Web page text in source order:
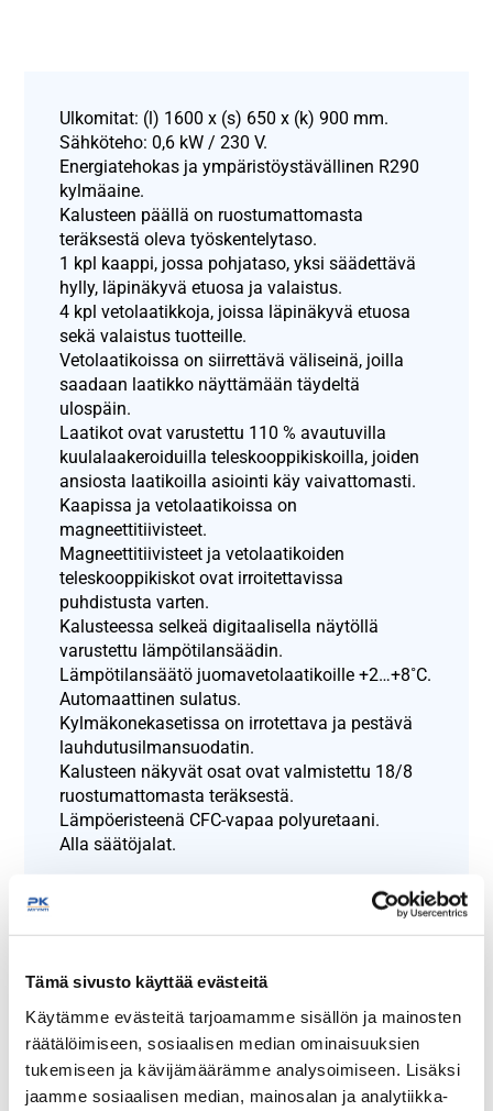
Tämä sivusto käyttää evästeitä
Käytämme evästeitä tarjoamamme sisällön ja mainosten
räätälöimiseen, sosiaalisen median ominaisuuksien
tukemiseen ja kävijämäärämme analysoimiseen. Lisäksi
jaamme sosiaalisen median, mainosalan ja analytiikka-
Ulkomitat: (l) 1600 x (s) 650 x (k) 900 mm.
Sähköteho: 0,6 kW / 230 V.
Energiatehokas ja ympäristöystävällinen R290
kylmäaine.
Kalusteen päällä on ruostumattomasta
teräksestä oleva työskentelytaso.
1 kpl kaappi, jossa pohjataso, yksi säädettävä
hylly, läpinäkyvä etuosa ja valaistus.
4 kpl vetolaatikkoja, joissa läpinäkyvä etuosa
sekä valaistus tuotteille.
Vetolaatikoissa on siirrettävä väliseinä, joilla
saadaan laatikko näyttämään täydeltä
ulospäin.
Laatikot ovat varustettu 110 % avautuvilla
kuulalaakeroiduilla teleskooppikiskoilla, joiden
ansiosta laatikoilla asiointi käy vaivattomasti.
Kaapissa ja vetolaatikoissa on
magneettitiivisteet.
Magneettitiivisteet ja vetolaatikoiden
teleskooppikiskot ovat irroitettavissa
puhdistusta varten.
Kalusteessa selkeä digitaalisella näytöllä
varustettu lämpötilansäädin.
Lämpötilansäätö juomavetolaatikoille +2…+8˚C.
Automaattinen sulatus.
Kylmäkonekasetissa on irrotettava ja pestävä
lauhdutusilmansuodatin.
Kalusteen näkyvät osat ovat valmistettu 18/8
ruostumattomasta teräksestä.
Lämpöeristeenä CFC-vapaa polyuretaani.
Alla säätöjalat.
Juomavetolaatikostot, lasiluukuilla